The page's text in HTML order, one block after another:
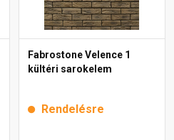
Fabrostone Velence 1
kültéri sarokelem
Rendelésre